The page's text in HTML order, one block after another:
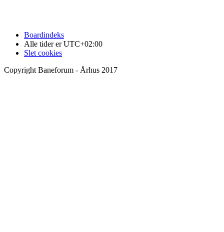
Boardindeks
Alle tider erUTC+02:00
Slet cookies
Copyright Baneforum - Århus 2017